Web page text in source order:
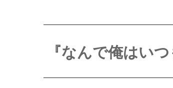
『なんで俺はい